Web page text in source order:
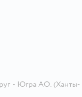
- Югра АО. (Ханты-